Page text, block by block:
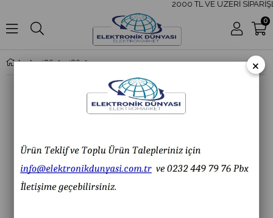
2000 TL VE ÜZERİ
0
18650-318650 PİL YUVASI ÜÇLÜ ×